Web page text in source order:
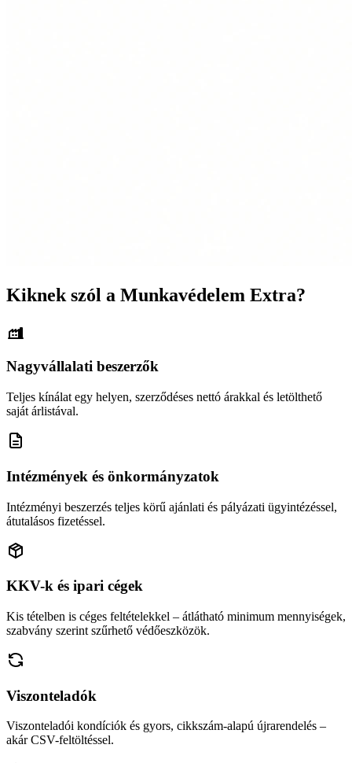
Kiknek szól a Munkavédelem Extra?
Nagyvállalati beszerzők
Teljes kínálat egy helyen, szerződéses nettó árakkal és letölthető
saját árlistával.
Intézmények és önkormányzatok
Intézményi beszerzés teljes körű ajánlati és pályázati ügyintézéssel,
átutalásos fizetéssel.
KKV-k és ipari cégek
Kis tételben is céges feltételekkel – átlátható minimum mennyiségek,
szabvány szerint szűrhető védőeszközök.
Viszonteladók
Viszonteladói kondíciók és gyors, cikkszám-alapú újrarendelés –
akár CSV-feltöltéssel.